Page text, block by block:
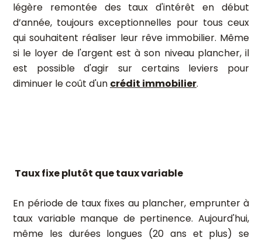
légère remontée des taux d'intérêt en début
d’année, toujours exceptionnelles pour tous ceux
qui souhaitent réaliser leur rêve immobilier. Même
si le loyer de l'argent est à son niveau plancher, il
est possible d'agir sur certains leviers pour
diminuer le coût d'un crédit immobilier.
Taux fixe plutôt que taux variable
En période de taux fixes au plancher, emprunter à
taux variable manque de pertinence. Aujourd'hui,
même les durées longues (20 ans et plus) se